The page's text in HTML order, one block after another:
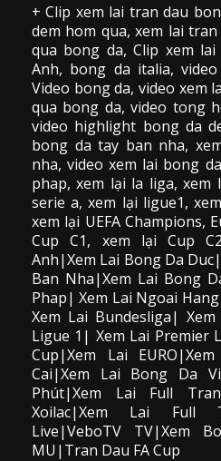
+ Clip xem lai tran dau
dem hom qua, xem lai tran
qua bong da, Clip xem
Anh, bong da italia, video
Video bong da,video xem
qua bong da, video tong
video highlight bong da
bong da tay ban nha,
nha,video xem lai bong da
phap, xem lại la liga, xem
serie a, xem lại ligue1,
xem lại UEFA Champions,
Cup C1, xem lại Cup
Anh|Xem Lai Bong Da
Ban Nha|Xem Lai Bong
Phap| Xem Lai Ngoai
Xem Lai Bundesliga|
Ligue 1| Xem Lai Premier
Cup|Xem Lai
Cai|Xem Lai Bong Da
Phút|Xem Lai Full
Xoilac|Xem Lai Full
Live|VeboTV TV|Xem
MU|Tran Dau FA Cup